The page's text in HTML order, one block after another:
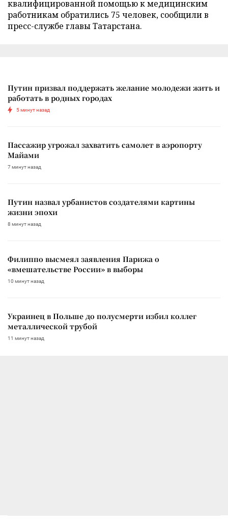
квалифицированной помощью к медицинским
работникам обратились 75 человек, сообщили в
пресс-службе главы Татарстана.
Путин призвал поддержать желание молодежи жить и
работать в родных городах
5 минут назад
Пассажир угрожал захватить самолет в аэропорту
Майами
7 минут назад
Путин назвал урбанистов создателями картины
жизни эпохи
8 минут назад
Филиппо высмеял заявления Парижа о
«вмешательстве России» в выборы
10 минут назад
Украинец в Польше до полусмерти избил коллег
металлической трубой
11 минут назад